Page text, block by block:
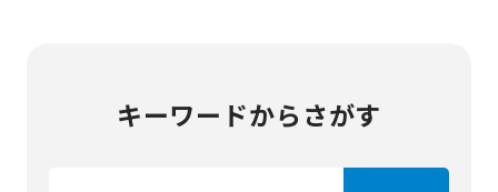
キーワードからさがす